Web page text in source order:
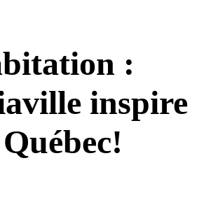
:
inspire